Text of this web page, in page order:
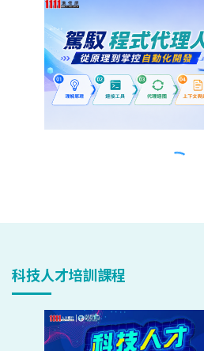
科技人才培訓課程